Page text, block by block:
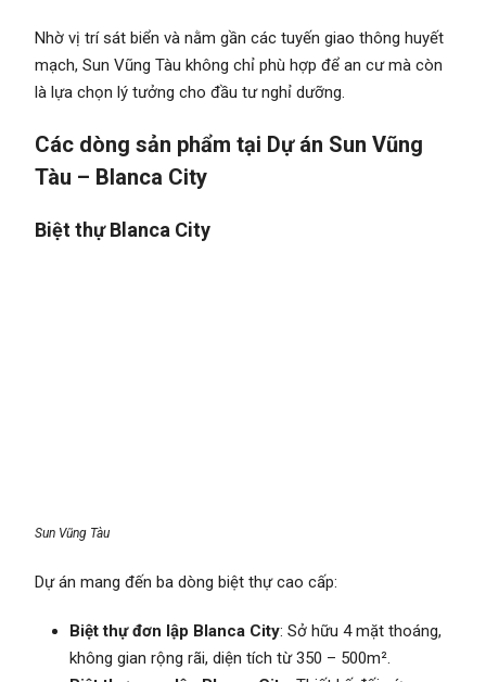
Nhờ vị trí sát biển và nằm gần các tuyến giao thông huyết
mạch, Sun Vũng Tàu không chỉ phù hợp để an cư mà còn
là lựa chọn lý tưởng cho đầu tư nghỉ dưỡng.
Các dòng sản phẩm tại Dự án Sun Vũng
Tàu – Blanca City
Biệt thự Blanca City
Sun Vũng Tàu
Dự án mang đến ba dòng biệt thự cao cấp:
Biệt thự đơn lập Blanca City: Sở hữu 4 mặt thoáng,
không gian rộng rãi, diện tích từ 350 – 500m².